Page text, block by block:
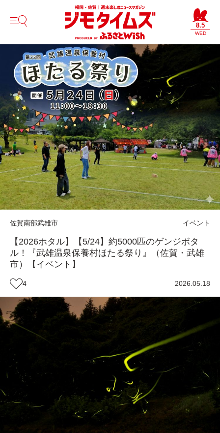
8.5
WED
佐賀南部武雄市 イベント
【2026ホタル】【5/24】約5000匹のゲンジボタ
ル！『武雄温泉保養村ほたる祭り』（佐賀・武雄
市）【イベント】
4 2026.05.18